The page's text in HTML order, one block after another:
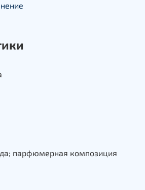
парфюмерная композиция